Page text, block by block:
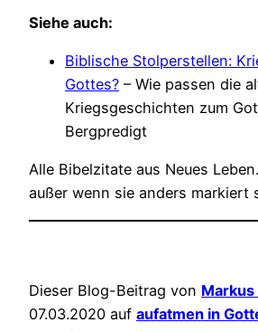
Siehe auch:
Biblische Stolperstellen:
Gottes? – Wie passen die
Kriegsgeschichten zum
Bergpredigt
Alle Bibelzitate aus Neues
außer wenn sie anders markiert
Dieser Blog-Beitrag von Markus
07.03.2020 auf aufatmen in